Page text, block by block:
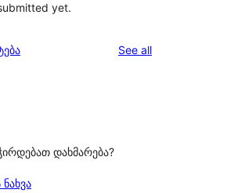
yet.
See allreviews
დახმარება?